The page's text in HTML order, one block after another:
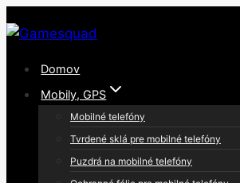
to
Domov
Mobily, GPS
Mobilné telefóny
Tvrdené sklá pre mobilné telefóny
Puzdrá na mobilné telefóny